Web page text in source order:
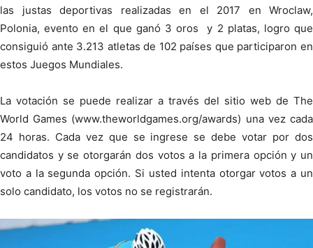
las justas deportivas realizadas en el 2017 en Wroclaw,
Polonia, evento en el que ganó 3 oros y 2 platas, logro que
consiguió ante 3.213 atletas de 102 países que participaron en
estos Juegos Mundiales.
La votación se puede realizar a través del sitio web de The
World Games (www.theworldgames.org/awards) una vez cada
24 horas. Cada vez que se ingrese se debe votar por dos
candidatos y se otorgarán dos votos a la primera opción y un
voto a la segunda opción. Si usted intenta otorgar votos a un
solo candidato, los votos no se registrarán.